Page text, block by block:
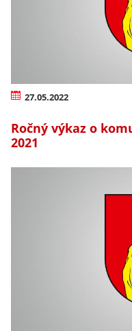
27.05.2022
Ročný výkaz o
2021